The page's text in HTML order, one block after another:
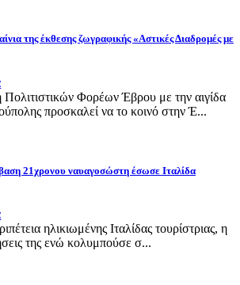
της έκθεσης ζωγραφικής «Αστικές Διαδρομές με
Φορέων Έβρου με την αιγίδα
προσκαλεί να το κοινό στην Έ...
21χρονου ναυαγοσώστη έσωσε Ιταλίδα
ηλικιωμένης Ιταλίδας τουρίστριας, η
της ενώ κολυμπούσε σ...